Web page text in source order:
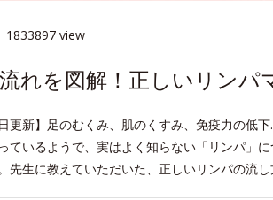
1833897 view
れを図解！正しいリン
更新】足のむくみ、肌のくすみ、免疫力の低
いるようで、実はよく知らない「リンパ」
先生に教えていただいた、正しいリンパの流